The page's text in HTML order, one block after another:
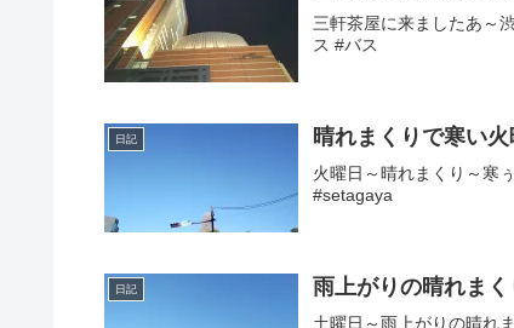
三軒茶屋に来ましたあ～
ス #バス
日記 晴れまくりで寒い火
火曜日～晴れまくり～寒
#setagaya
日記 雨上がりの晴れま
土曜日～雨上がりの晴れ